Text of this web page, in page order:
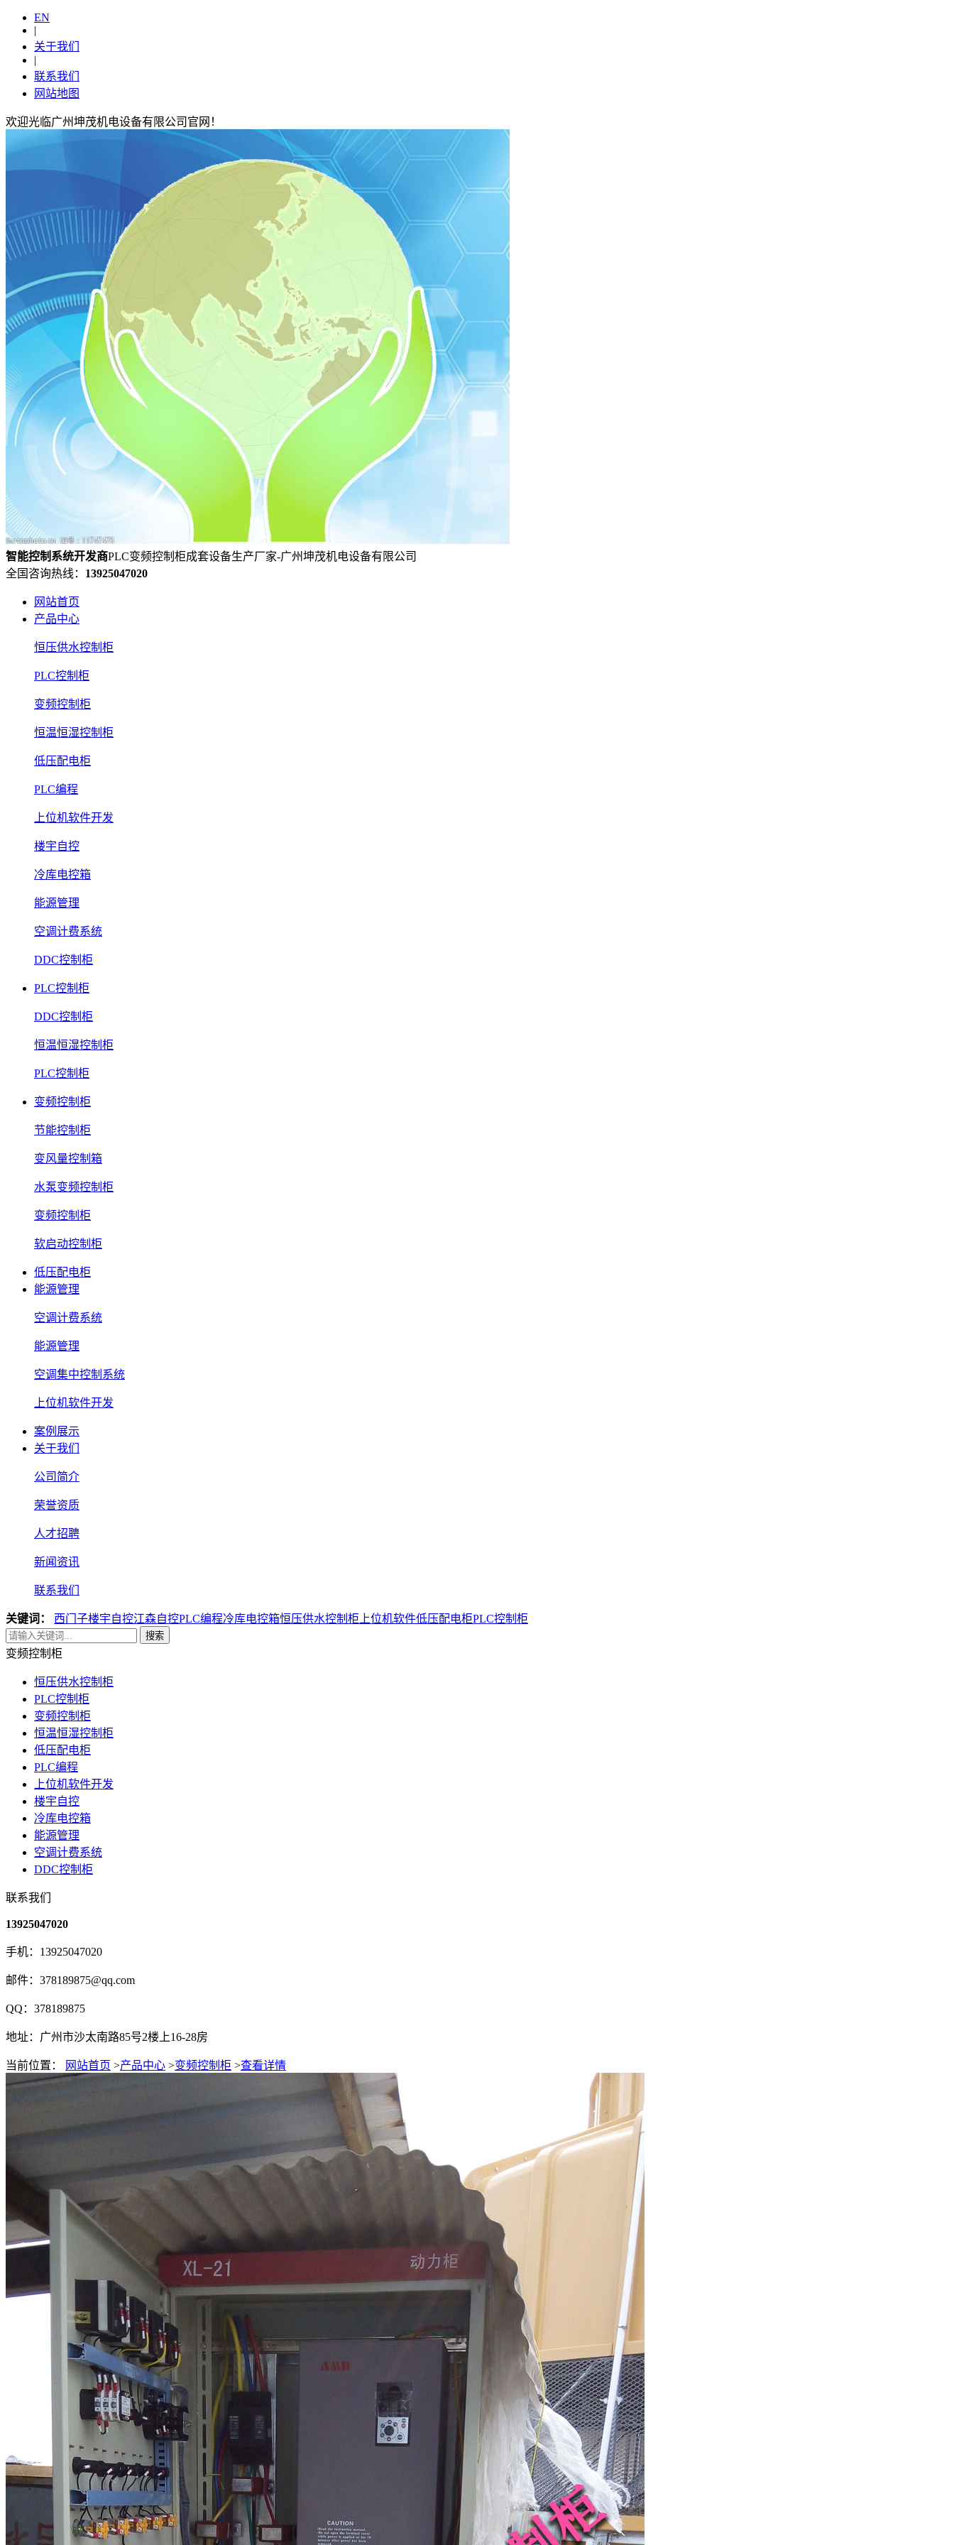
EN
|
关于我们
|
联系我们
网站地图
欢迎光临广州坤茂机电设备有限公司官网！
智能控制系统开发商PLC变频控制柜成套设备生产厂家-广州坤茂机电设备有限公司
全国咨询热线： 13925047020
网站首页
产品中心
恒压供水控制柜
PLC控制柜
变频控制柜
恒温恒湿控制柜
低压配电柜
PLC编程
上位机软件开发
楼宇自控
冷库电控箱
能源管理
空调计费系统
DDC控制柜
PLC控制柜
DDC控制柜
恒温恒湿控制柜
PLC控制柜
变频控制柜
节能控制柜
变风量控制箱
水泵变频控制柜
变频控制柜
软启动控制柜
低压配电柜
能源管理
空调计费系统
能源管理
空调集中控制系统
上位机软件开发
案例展示
关于我们
公司简介
荣誉资质
人才招聘
新闻资讯
联系我们
关键词： 西门子楼宇自控江森自控PLC编程冷库电控箱恒压供水控制柜 上位机软件低压配电柜PLC控制柜
搜索
变频控制柜
恒压供水控制柜
PLC控制柜
变频控制柜
恒温恒湿控制柜
低压配电柜
PLC编程
上位机软件开发
楼宇自控
冷库电控箱
能源管理
空调计费系统
DDC控制柜
联系我们
13925047020
手机：13925047020
邮件：378189875@qq.com
QQ：378189875
地址：广州市沙太南路85号2楼上16-28房
当前位置： 网站首页 >产品中心 >变频控制柜 >查看详情